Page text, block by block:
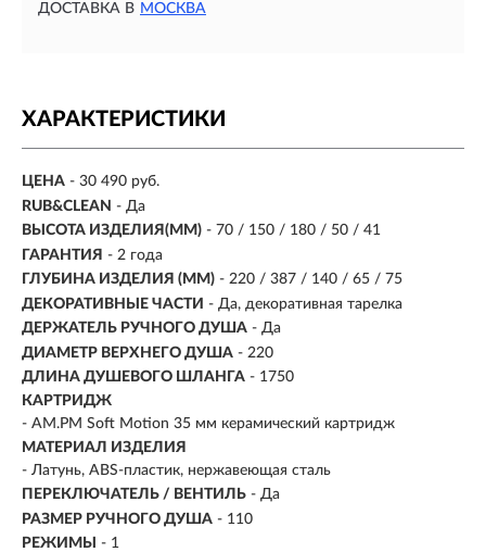
ДОСТАВКА В МОСКВА
ХАРАКТЕРИСТИКИ
ЦЕНА - 30 490 руб.
RUB&CLEAN - Да
ВЫСОТА ИЗДЕЛИЯ(ММ) - 70 / 150 / 180 / 50 / 41
ГАРАНТИЯ - 2 года
ГЛУБИНА ИЗДЕЛИЯ (ММ) - 220 / 387 / 140 / 65 / 75
ДЕКОРАТИВНЫЕ ЧАСТИ - Да, декоративная тарелка
ДЕРЖАТЕЛЬ РУЧНОГО ДУША - Да
ДИАМЕТР ВЕРХНЕГО ДУША - 220
ДЛИНА ДУШЕВОГО ШЛАНГА - 1750
КАРТРИДЖ
- AM.PM Soft Motion 35 мм керамический картридж
МАТЕРИАЛ ИЗДЕЛИЯ
- Латунь, ABS-пластик, нержавеющая сталь
ПЕРЕКЛЮЧАТЕЛЬ / ВЕНТИЛЬ - Да
РАЗМЕР РУЧНОГО ДУША - 110
РЕЖИМЫ
- 1